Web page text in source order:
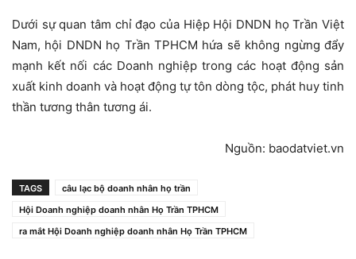
Dưới sự quan tâm chỉ đạo của Hiệp Hội DNDN họ Trần Việt
Nam, hội DNDN họ Trần TPHCM hứa sẽ không ngừng đẩy
mạnh kết nối các Doanh nghiệp trong các hoạt động sản
xuất kinh doanh và hoạt động tự tôn dòng tộc, phát huy tinh
thần tương thân tương ái.
Nguồn: baodatviet.vn
TAGS
câu lạc bộ doanh nhân họ trần
Hội Doanh nghiệp doanh nhân Họ Trần TPHCM
ra mắt Hội Doanh nghiệp doanh nhân Họ Trần TPHCM